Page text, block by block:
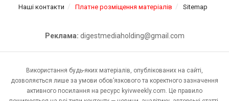
Наші контакти
Платне розміщення матеріалів Sitemap
Реклама: digestmediaholding@gmail.com
Використання будь-яких матеріалів, опублікованих на сайті,
дозволяється лише за умови обов’язкового та коректного зазначення
активного посилання на ресурс kyivweekly.com. Це правило